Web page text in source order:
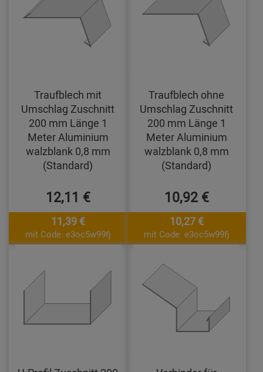
Traufblech mit
Umschlag Zuschnitt
200 mm Länge 1
Meter Aluminium
walzblank 0,8 mm
(Standard)
12,11 €
11,39 €
mit Code: e3oc5w99fj
Traufblech ohne
Umschlag Zuschnitt
200 mm Länge 1
Meter Aluminium
walzblank 0,8 mm
(Standard)
10,92 €
10,27 €
mit Code: e3oc5w99fj